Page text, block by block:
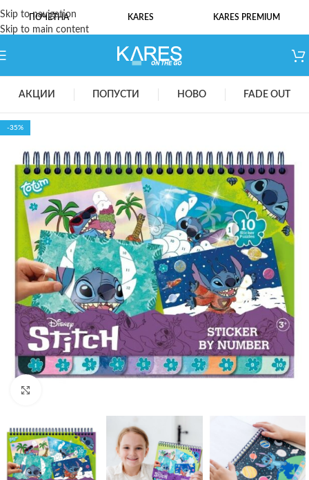
Skip to navigation
Skip to main content
ПОЧЕТНА KARES KARES PREMIUM
АКЦИИ ПОПУСТИ НОВО FADE OUT
-35%